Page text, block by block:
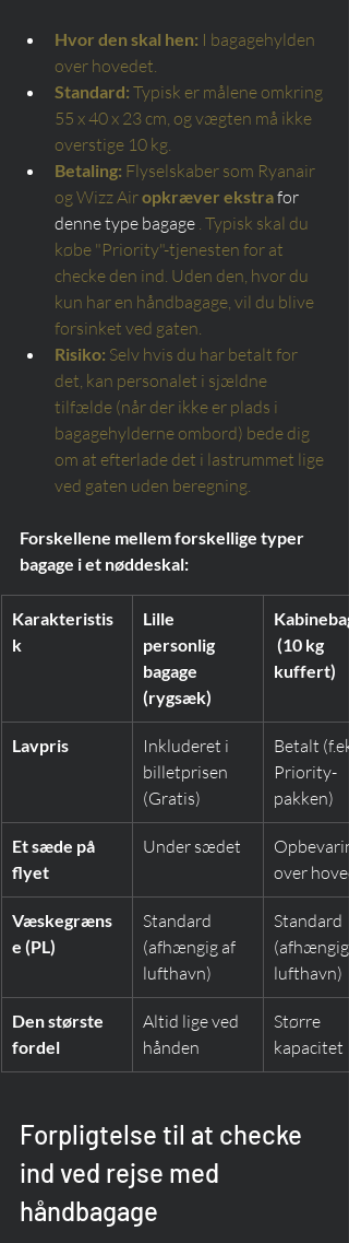
Hvor den skal hen: I bagagehylden
over hovedet.
Standard: Typisk er målene omkring
55 x 40 x 23 cm, og vægten må ikke
overstige 10 kg.
Betaling: Flyselskaber som Ryanair
og Wizz Airopkræver ekstra for
denne type bagage . Typisk skal du
købe "Priority"-tjenesten for at
checke den ind. Uden den, hvor du
kun har en håndbagage, vil du blive
forsinket ved gaten.
Risiko: Selv hvis du har betalt for
det, kan personalet i sjældne
tilfælde (når der ikke er plads i
bagagehylderne ombord) bede dig
om at efterlade det i lastrummet lige
ved gaten uden beregning.
Forskellene mellem forskellige typer
bagage i et nøddeskal:
Karakteristis
k
Lille
personlig
bagage
(rygsæk)
(10 kg
kuffert)
Lavpris
Inkluderet i
billetprisen
(Gratis)
Betalt
Priority-
pakken)
Et sæde på
flyet
Under sædet
over
Væskegræns
e (PL)
Standard
(afhængig af
lufthavn)
Standard
(afhængig
lufthavn)
Den største
fordel
Altid lige ved
hånden
Større
kapacitet
Forpligtelse til at checke
ind ved rejse med
håndbagage